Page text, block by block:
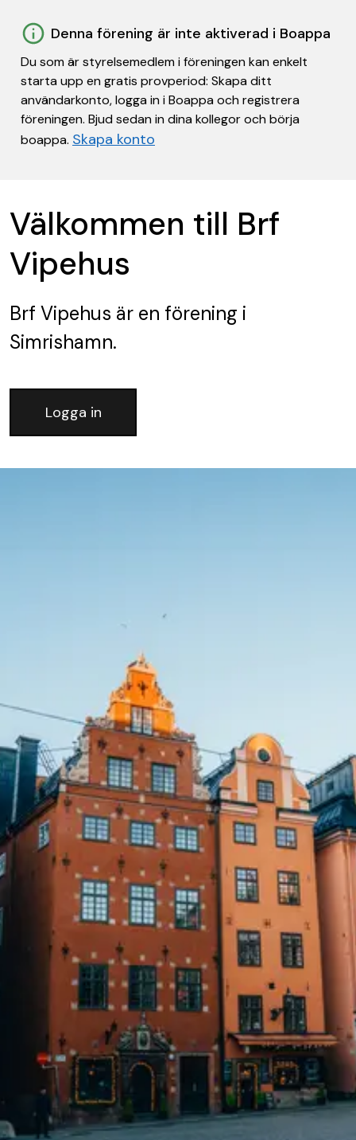
Denna förening är inte aktiverad i Boappa
Du som är styrelsemedlem i föreningen kan enkelt
starta upp en gratis provperiod: Skapa ditt
användarkonto, logga in i Boappa och registrera
föreningen. Bjud sedan in dina kollegor och börja
boappa. Skapa konto
Välkommen till Brf
Vipehus
Brf Vipehus är en förening i
Simrishamn.
Logga in